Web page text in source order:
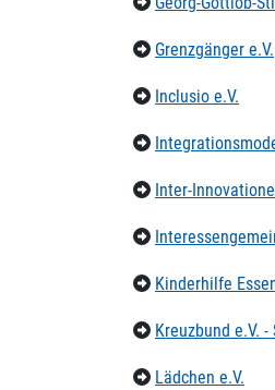
Grenzgänger e.V.
Inclusio e.V.
Inter-
Kinderhilfe
Kreuzbund e.V.
Lädchen e.V.